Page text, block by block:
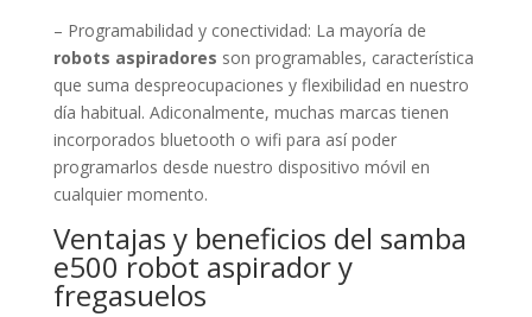
– Programabilidad y conectividad: La mayoría de
robots aspiradores son programables, característica
que suma despreocupaciones y flexibilidad en nuestro
día habitual. Adiconalmente, muchas marcas tienen
incorporados bluetooth o wifi para así poder
programarlos desde nuestro dispositivo móvil en
cualquier momento.
Ventajas y beneficios del samba
e500 robot aspirador y
fregasuelos